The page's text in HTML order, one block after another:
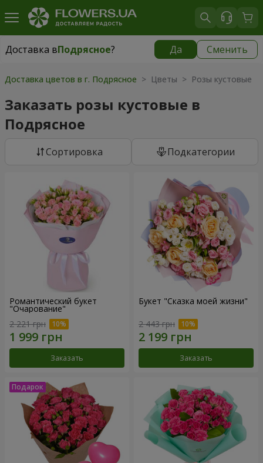
Доставка вПодрясное? Да Сменить
Доставка вПодрясное|
Доставка цветов в г. Подрясное > Цветы > Розы кустовые
Заказать розы кустовые в
Подрясное
Cортировка Подкатегории
Романтический букет
"Очарование"
2 221 грн
Заказать
Букет "Сказка моей жизни"
2 443 грн
Заказать